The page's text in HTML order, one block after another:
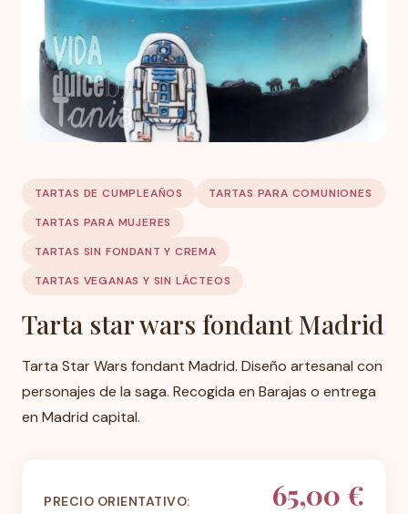
TARTAS DE CUMPLEAÑOS
TARTAS PARA COMUNIONES
TARTAS PARA MUJERES
TARTAS SIN FONDANT Y CREMA
TARTAS VEGANAS Y SIN LÁCTEOS
Tarta star wars fondant Madrid
Tarta Star Wars fondant Madrid. Diseño artesanal con
personajes de la saga. Recogida en Barajas o entrega
en Madrid capital.
PRECIO ORIENTATIVO: 65,00 €